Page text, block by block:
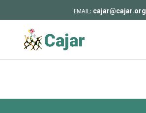
cajar@cajar.org